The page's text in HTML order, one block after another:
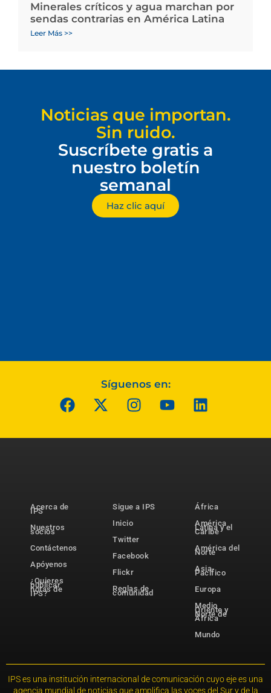
Minerales críticos y agua marchan por
sendas contrarias en América Latina
Leer Más >>
Noticias que importan.
Sin ruido.
Suscríbete gratis a
nuestro boletín
semanal
Haz clic aquí
Síguenos en:
Acerca de
IPS
Nuestros
socios
Contáctenos
Apóyenos
¿Quieres
publicar
notas de
IPS?
Sigue a IPS
Inicio
Twitter
Facebook
Flickr
Reglas de
comunidad
África
América
Latina y el
Caribe
América del
Norte
Asia-
Pacífico
Europa
Medio
Oriente y
Norte de
África
Mundo
IPS es una institución internacional de comunicación cuyo eje es una
agencia mundial de noticias que amplifica las voces del Sur y de la